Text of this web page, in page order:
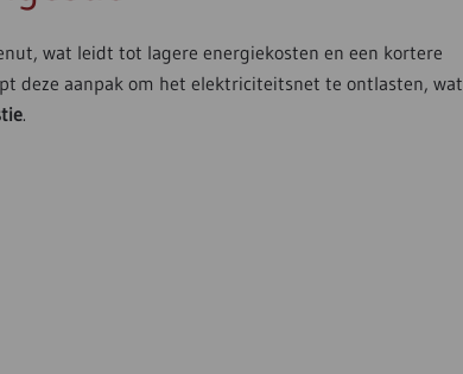
wat leidt tot lagere energiekosten en een kortere
deze aanpak om het elektriciteitsnet te ontlasten, wat
.